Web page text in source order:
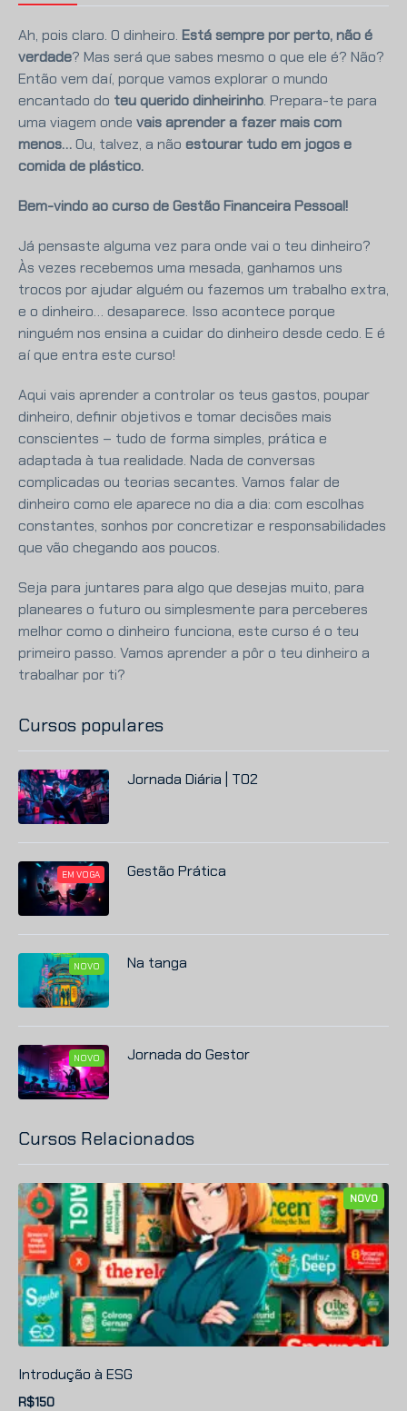
Ah, pois claro. O dinheiro. Está sempre por perto, não é
verdade? Mas será que sabes mesmo o que ele é? Não?
Então vem daí, porque vamos explorar o mundo
encantado do teu querido dinheirinho. Prepara-te para
uma viagem onde vais aprender a fazer mais com
menos…Ou, talvez, a não estourar tudo em jogos e
comida de plástico.
Bem-vindo ao curso de Gestão Financeira Pessoal!
Já pensaste alguma vez para onde vai o teu dinheiro?
Às vezes recebemos uma mesada, ganhamos uns
trocos por ajudar alguém ou fazemos um trabalho extra,
e o dinheiro… desaparece. Isso acontece porque
ninguém nos ensina a cuidar do dinheiro desde cedo. E é
aí que entra este curso!
Aqui vais aprender a controlar os teus gastos, poupar
dinheiro, definir objetivos e tomar decisões mais
conscientes – tudo de forma simples, prática e
adaptada à tua realidade. Nada de conversas
complicadas ou teorias secantes. Vamos falar de
dinheiro como ele aparece no dia a dia: com escolhas
constantes, sonhos por concretizar e responsabilidades
que vão chegando aos poucos.
Seja para juntares para algo que desejas muito, para
planeares o futuro ou simplesmente para perceberes
melhor como o dinheiro funciona, este curso é o teu
primeiro passo. Vamos aprender a pôr o teu dinheiro a
trabalhar por ti?
Cursos Relacionados
NOVO
Introdução à ESG
R$150
Cursos populares
Jornada Diária | T02
EM VOGA Gestão Prática
NOVO Na tanga
NOVO Jornada do Gestor